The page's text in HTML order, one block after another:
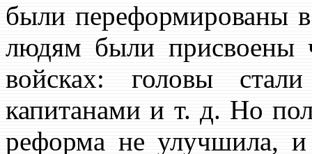
были переформированы
людям были присвоены
войсках: головы
капитанами и т. д. Но
реформа не улучшила, и